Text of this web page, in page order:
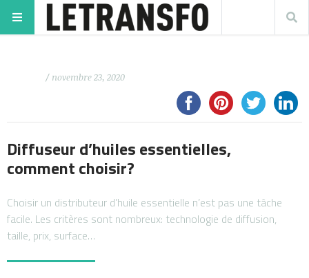
/ novembre 23, 2020
Diffuseur d’huiles essentielles,
comment choisir?
Choisir un distributeur d’huile essentielle n’est pas une tâche
facile. Les critères sont nombreux: technologie de diffusion,
taille, prix, surface…